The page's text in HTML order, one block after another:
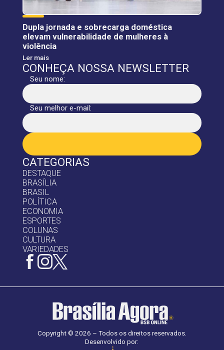
CATEGORIAS
DESTAQUE
BRASÍLIA
BRASIL
POLÍTICA
ECONOMIA
ESPORTES
COLUNAS
CULTURA
VARIEDADES
Dupla jornada e sobrecarga doméstica
elevam vulnerabilidade de mulheres à
violência
Ler mais
CONHEÇA NOSSA NEWSLETTER
Seu nome:
Seu melhor e-mail:
Copyright © 2026 – Todos os direitos reservados.
Desenvolvido por: